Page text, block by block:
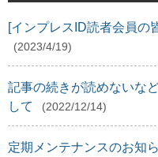
[インプレスID読者会員の
(2023/4/19)
記事の続きが読めないな
して
(2022/12/14)
定期メンテナンスのお知